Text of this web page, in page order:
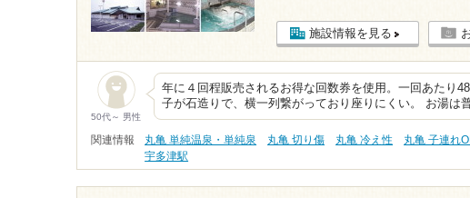
施設情報を見る
50代～ 男性
年に４回程販売されるお得な回数券を使用。一回あたり
子が石造りで、横一列繋がっており座りにくい。 お湯は
関連情報 丸亀 単純温泉・単純泉 丸亀 切り傷 丸亀 冷え性 丸亀 子連れ
宇多津駅